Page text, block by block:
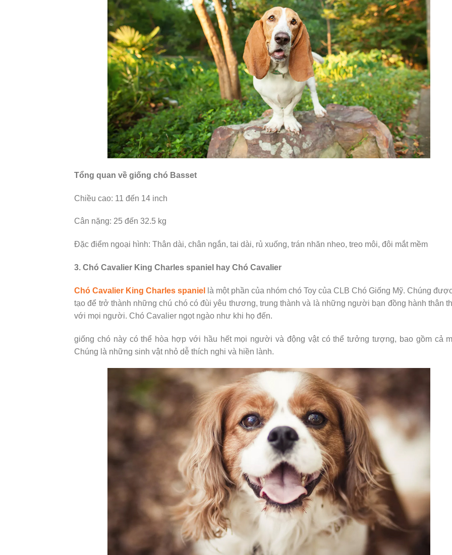
Tổng quan về giống chó Basset
Chiều cao: 11 đến 14 inch
Cân nặng: 25 đến 32.5 kg
Đặc điểm ngoại hình: Thân dài, chân ngắn, tai dài, rủ xuống, trán nhăn nheo, treo môi, đôi mắt mềm
3. Chó Cavalier King Charles spaniel hay Chó Cavalier
Chó Cavalier King Charles spaniel
là một phần của nhóm chó Toy của CLB Chó Giống Mỹ. Chúng
tạo để trở thành những chú chó có đùi yêu thương, trung thành và là những người bạn đồng hành thân
với mọi người. Chó Cavalier ngọt ngào như khi họ đến.
giống chó này có thể hòa hợp với hầu hết mọi người và động vật có thể tưởng tượng, bao gồm cả
Chúng là những sinh vật nhỏ dễ thích nghi và hiền lành.